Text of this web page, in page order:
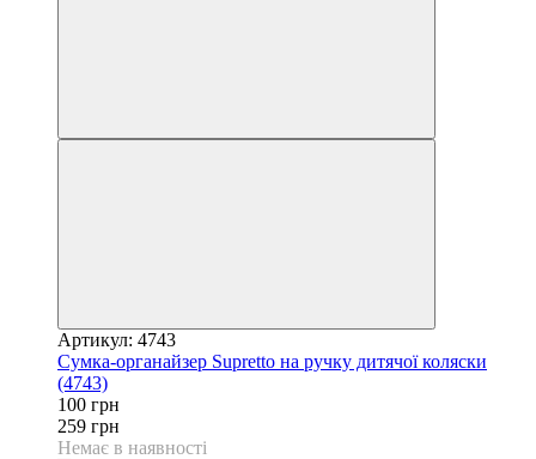
Артикул: 4743
Сумка-органайзер Supretto на ручку дитячої коляски
(4743)
100 грн
259 грн
Немає в наявності